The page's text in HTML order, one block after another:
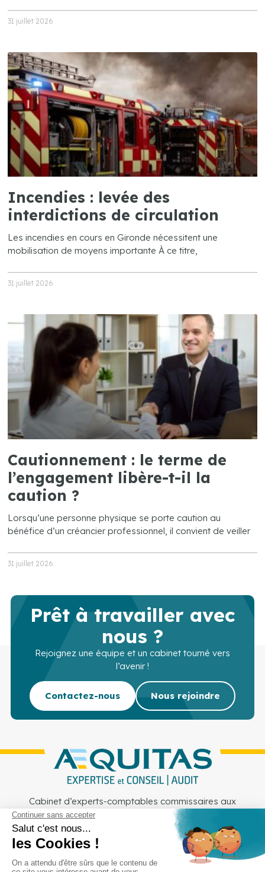
31 juillet 2026
Incendies : levée des
interdictions de circulation
Les incendies en cours en Gironde nécessitent une
mobilisation de moyens importante À ce titre,
31 juillet 2026
Cautionnement : le terme de
l’engagement libère-t-il la
caution ?
Lorsqu’une personne physique se porte caution au
bénéfice d’un créancier professionnel, il convient de veiller
31 juillet 2026
Prêt à travailler avec
nous ?
Rejoignez une équipe et un cabinet tourné vers
l’avenir !
Contactez-nous Nous rejoindre
Cabinet d’experts-comptables commissaires aux
comptes sur Lille, Lens et Douai